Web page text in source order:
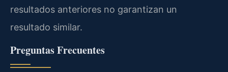
resultados anteriores no garantizan un
resultado similar.
Preguntas Frecuentes